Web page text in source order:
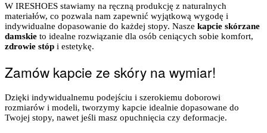
W IRESHOES stawiamy na ręczną produkcję z naturalnych
materiałów, co pozwala nam zapewnić wyjątkową wygodę i
indywidualne dopasowanie do każdej stopy. Nasze kapcie skórzane
damskie to idealne rozwiązanie dla osób ceniących sobie komfort,
zdrowie stóp i estetykę.
Zamów kapcie ze skóry na wymiar!
Dzięki indywidualnemu podejściu i szerokiemu doborowi
rozmiarów i modeli, tworzymy kapcie idealnie dopasowane do
Twojej stopy, nawet jeśli masz opuchnięcia czy deformacje.